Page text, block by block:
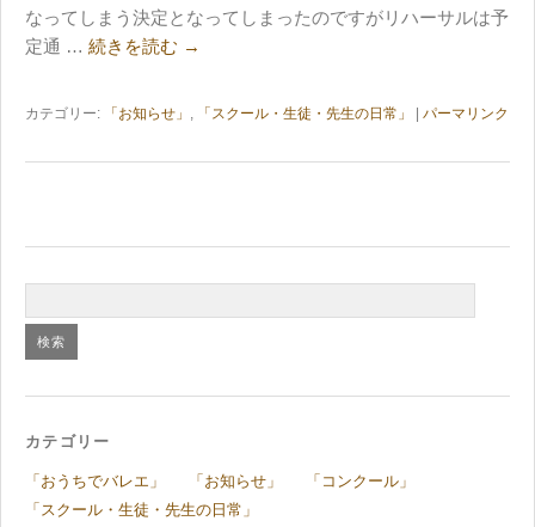
なってしまう決定となってしまったのですがリハーサルは予
定通 … 続きを読む →
カテゴリー: 「お知らせ」 , 「スクール・生徒・先生の日常」 パーマリンク
カテゴリー
「おうちでバレエ」 「お知らせ」
「コンクール」
「スクール・生徒・先生の日常」